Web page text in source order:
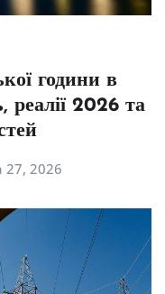
години в
реалії 2026 та
27, 2026